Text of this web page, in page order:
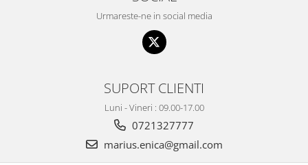
Urmareste-ne in social media
SUPORT CLIENTI
Luni - Vineri : 09.00-17.00
0721327777
marius.enica@gmail.com